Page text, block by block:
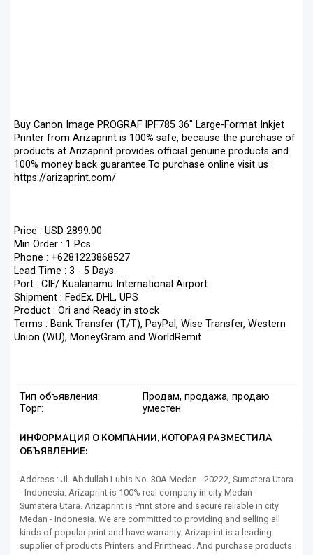
Buy Canon Image PROGRAF IPF785 36" Large-Format Inkjet
Printer from Arizaprint is 100% safe, because the purchase of
products at Arizaprint provides official genuine products and
100% money back guarantee.To purchase online visit us :
https://arizaprint.com/
Price : USD 2899.00
Min Order : 1 Pcs
Phone : +6281223868527
Lead Time : 3 - 5 Days
Port : CIF/ Kualanamu International Airport
Shipment : FedEx, DHL, UPS
Product : Ori and Ready in stock
Terms : Bank Transfer (T/T), PayPal, Wise Transfer, Western
Union (WU), MoneyGram and WorldRemit
Тип объявления:
Продам, продажа, продаю
Торг:
уместен
ИНФОРМАЦИЯ О КОМПАНИИ, КОТОРАЯ РАЗМЕСТИЛА
ОБЪЯВЛЕНИЕ:
Address : Jl. Abdullah Lubis No. 30A Medan - 20222, Sumatera Utara
- Indonesia. Arizaprint is 100% real company in city Medan -
Sumatera Utara. Arizaprint is Print store and secure reliable in city
Medan - Indonesia. We are committed to providing and selling all
kinds of popular print and have warranty. Arizaprint is a leading
supplier of products Printers and Printhead. And purchase products